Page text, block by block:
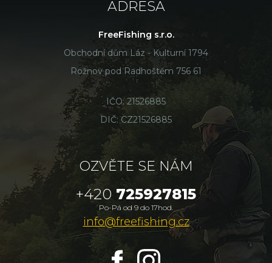
ADRESA
FreeFishing s.r.o.
Obchodní dům Láz - Kulturní 1794
Rožnov pod Radhoštěm 756 61
IČO: 21526885
DIČ: CZ21526885
OZVĚTE SE NÁM
+420 725927815
Po-Pá od 9 do 17hod.
info@freefishing.cz